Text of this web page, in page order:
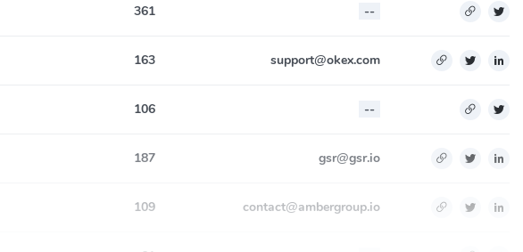
361 --
163 support@okex.com
106 --
187 gsr@gsr.io
109 contact@ambergroup.io